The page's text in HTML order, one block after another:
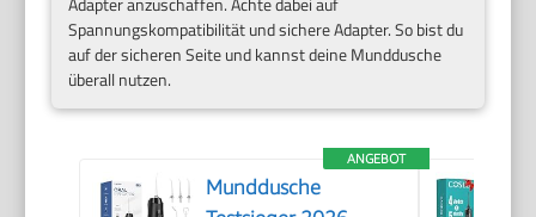
Spannungskompatibilität und sichere Adapter. So bist du
auf der sicheren Seite und kannst deine Munddusche
überall nutzen.
ANGEBOT
Munddusche